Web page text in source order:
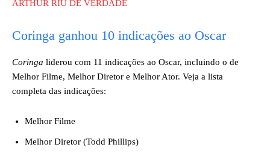
ARTHUR RIU DE VERDADE
Coringa ganhou 10 indicações ao Oscar
Coringa liderou com 11 indicações ao Oscar, incluindo o de
Melhor Filme, Melhor Diretor e Melhor Ator. Veja a lista
completa das indicações:
Melhor Filme
Melhor Diretor (Todd Phillips)